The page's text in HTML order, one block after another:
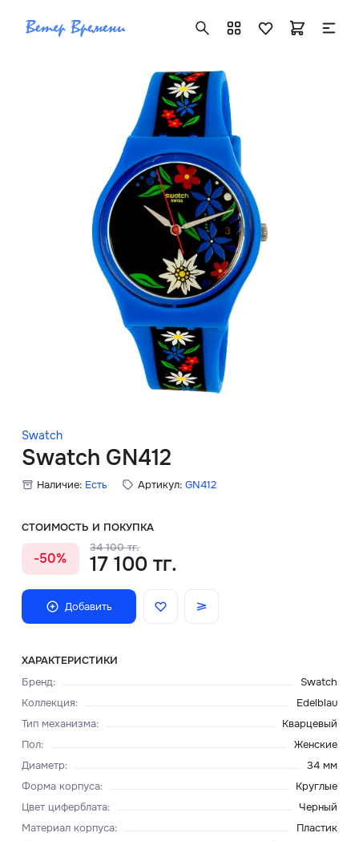
Swatch
Swatch GN412
Наличие: Есть Артикул: GN412
СТОИМОСТЬ И ПОКУПКА
-50%
34 100 тг.
17 100 тг.
Добавить
ХАРАКТЕРИСТИКИ
Бренд:
Swatch
Коллекция:
Edelblau
Тип механизма:
Кварцевый
Пол:
Женские
Диаметр:
34 мм
Форма корпуса:
Круглые
Цвет циферблата:
Черный
Материал корпуса:
Пластик
+7 ( 705 ) 181-42-50
info@vetervremeni.kz
Авторизация
Каталог
Мужские часы
Женские часы
Скидки
Главная
О нас
Доставка и оплата
Блог